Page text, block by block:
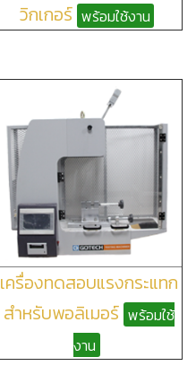
วิกเกอร์ พร้อมใช้งาน
เครื่องทดสอบแรงกระแทก
สำหรับพอลิเมอร์ พร้อมใช้
งาน